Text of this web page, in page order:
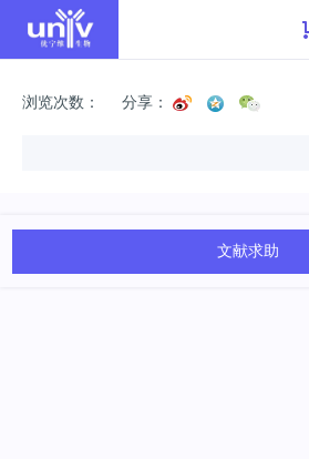
浏览次数： 分享：
文献求助